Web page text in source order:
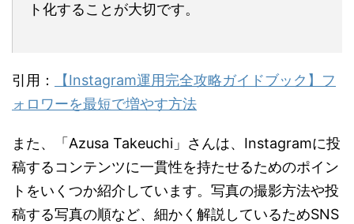
ト化することが大切です。
引用：
【Instagram運用完全攻略ガイドブック】フ
ォロワーを最短で増やす方法
また、「Azusa Takeuchi」さんは、Instagramに投
稿するコンテンツに一貫性を持たせるためのポイン
トをいくつか紹介しています。写真の撮影方法や投
稿する写真の順など、細かく解説しているためSNS